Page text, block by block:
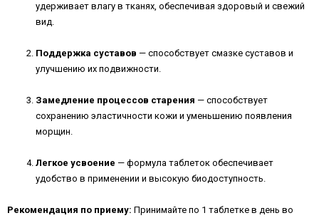
удерживает влагу в тканях, обеспечивая здоровый и свежий
вид.
Поддержка суставов — способствует смазке суставов и
улучшению их подвижности.
Замедление процессов старения — способствует
сохранению эластичности кожи и уменьшению появления
морщин.
Легкое усвоение — формула таблеток обеспечивает
удобство в применении и высокую биодоступность.
Рекомендация по приему: Принимайте по 1 таблетке в день во